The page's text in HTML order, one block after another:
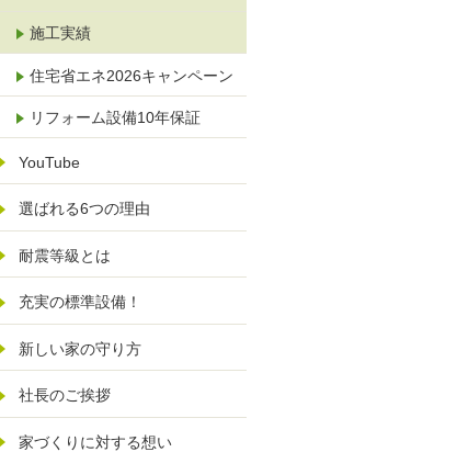
施工実績
住宅省エネ2026キャンペーン
リフォーム設備10年保証
YouTube
選ばれる6つの理由
耐震等級とは
充実の標準設備！
新しい家の守り方
社長のご挨拶
家づくりに対する想い